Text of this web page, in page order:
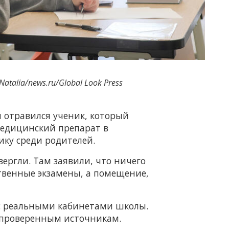
news.ru/Global Look Press
ученик, который
препарат в
среди родителей.
Там заявили, что ничего
экзамены, а помещение,
реальными кабинетами школы.
источникам.